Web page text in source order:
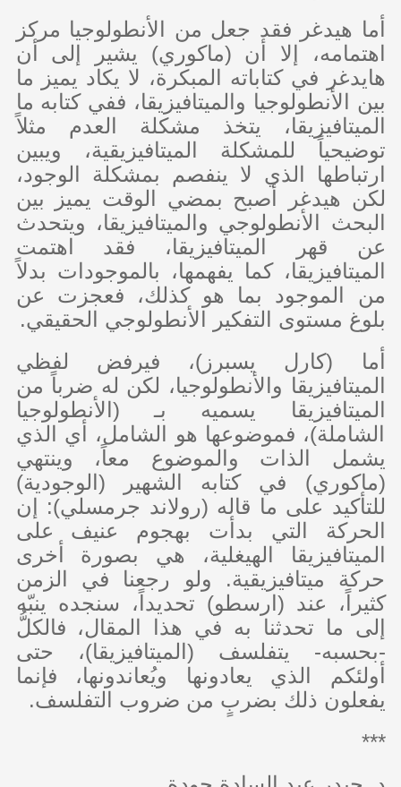
أما هيدغر فقد جعل من الأنطولوجيا مركز
اهتمامه، إلا أن (ماكوري) يشير إلى أن
هايدغر في كتاباته المبكرة، لا يكاد يميز ما
بين الأنطولوجيا والميتافيزيقا، ففي كتابه ما
الميتافيزيقا، يتخذ مشكلة العدم مثلاً
توضيحياً للمشكلة الميتافيزيقية، ويبين
ارتباطها الذي لا ينفصم بمشكلة الوجود،
لكن هيدغر أصبح بمضي الوقت يميز بين
البحث الأنطولوجي والميتافيزيقا، ويتحدث
عن قهر الميتافيزيقا، فقد اهتمت
الميتافيزيقا، كما يفهمها، بالموجودات بدلاً
من الموجود بما هو كذلك، فعجزت عن
بلوغ مستوى التفكير الأنطولوجي الحقيقي.
أما (كارل يسبرز)، فيرفض لفظي
الميتافيزيقا والأنطولوجيا، لكن له ضرباً من
الميتافيزيقا يسميه بـ (الأنطولوجيا
الشاملة)، فموضوعها هو الشامل، أي الذي
يشمل الذات والموضوع معاً، وينتهي
(ماكوري) في كتابه الشهير (الوجودية)
للتأكيد على ما قاله (رولاند جرمسلي): إن
الحركة التي بدأت بهجوم عنيف على
الميتافيزيقا الهيغلية، هي بصورة أخرى
حركة ميتافيزيقية. ولو رجعنا في الزمن
كثيراً، عند (ارسطو) تحديداً، سنجده ينبّه
إلى ما تحدثنا به في هذا المقال، فالكلُّ
-بحسبه- يتفلسف (الميتافيزيقا)، حتى
أولئكم الذي يعادونها ويُعاندونها، فإنما
يفعلون ذلك بضربٍ من ضروب التفلسف.
***